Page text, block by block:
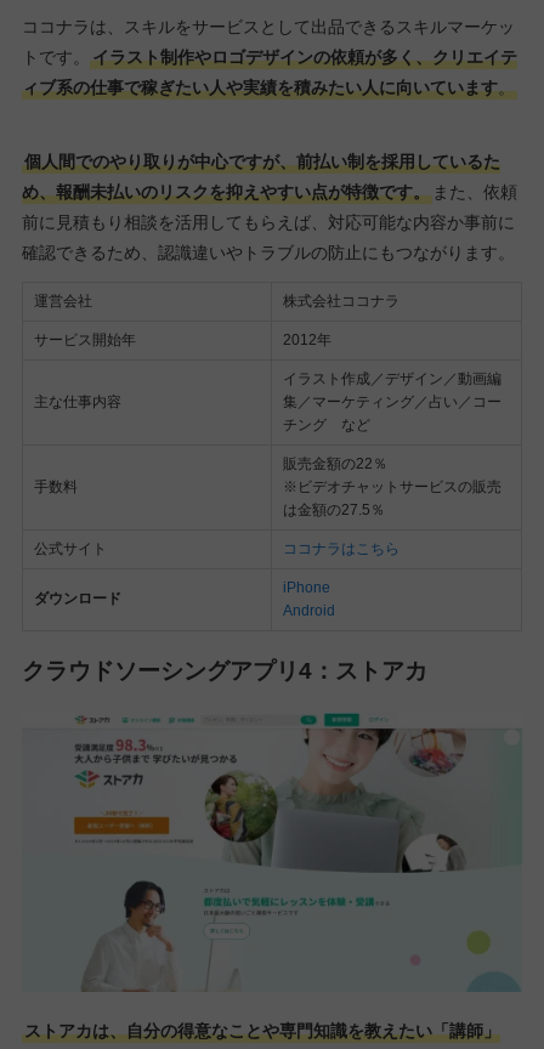
ココナラは、スキルをサービスとして出品できるスキルマーケッ
トです。
イラスト制作やロゴデザインの依頼が多く、クリエイテ
ィブ系の仕事で稼ぎたい人や実績を積みたい人に向いています。
個人間でのやり取りが中心ですが、前払い制を採用しているた
め、報酬未払いのリスクを抑えやすい点が特徴です。また、依頼
前に見積もり相談を活用してもらえば、対応可能な内容か事前に
確認できるため、認識違いやトラブルの防止にもつながります。
運営会社 株式会社ココナラ
サービス開始年 2012年
主な仕事内容
イラスト作成／デザイン／動画編
集／マーケティング／占い／コー
チング など
手数料
販売金額の22％
※ビデオチャットサービスの販売
は金額の27.5％
公式サイト ココナラはこちら
ダウンロード
iPhone
Android
クラウドソーシングアプリ4：ストアカ
ストアカは、自分の得意なことや専門知識を教えたい「講師」